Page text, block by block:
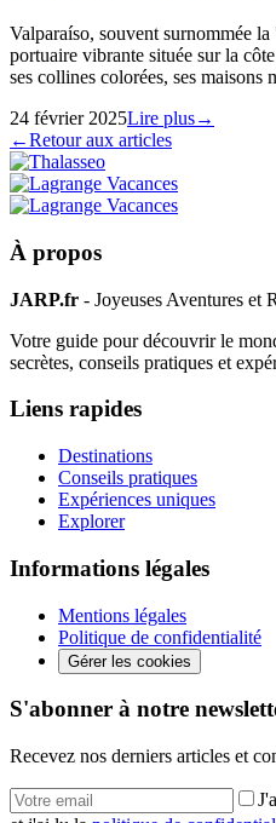
Valparaíso, souvent surnommée
portuaire vibrante située sur la
ses collines colorées, ses
24 février 2025Lire plus→
←Retour aux articles
À propos
JARP.fr - Joyeuses Aventures et
Votre guide pour découvrir le
secrètes, conseils pratiques et
Liens rapides
Destinations
Conseils pratiques
Expériences uniques
Explorer
Informations légales
Mentions légales
Politique de confidentialité
Gérer les cookies
S'abonner à notre
Recevez nos derniers articles et